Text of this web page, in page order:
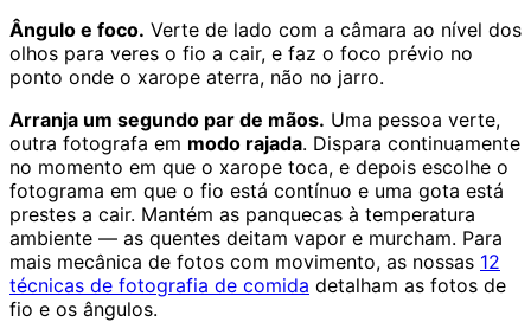
Ângulo e foco. Verte de lado com a câmara ao nível dos
olhos para veres o fio a cair, e faz o foco prévio no
ponto onde o xarope aterra, não no jarro.
Arranja um segundo par de mãos. Uma pessoa verte,
outra fotografa em modo rajada. Dispara continuamente
no momento em que o xarope toca, e depois escolhe o
fotograma em que o fio está contínuo e uma gota está
prestes a cair. Mantém as panquecas à temperatura
ambiente — as quentes deitam vapor e murcham. Para
mais mecânica de fotos com movimento, as nossas 12
técnicas de fotografia de comida detalham as fotos de
fio e os ângulos.